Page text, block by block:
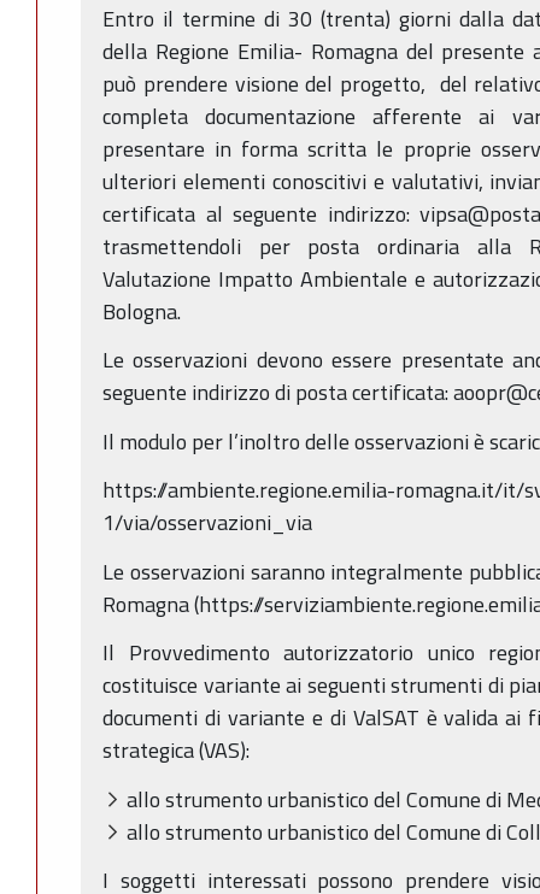
Entro il termine di 30 (trenta) giorni dalla
della Regione Emilia- Romagna del presente
può prendere visione del progetto, del
completa documentazione afferente ai
presentare in forma scritta le proprie
ulteriori elementi conoscitivi e valutativi,
certificata al seguente indirizzo:
trasmettendoli per posta ordinaria alla
Valutazione Impatto Ambientale e
Bologna.
Le osservazioni devono essere presentate
seguente indirizzo di posta certificata:
Il modulo per l’inoltro delle osservazioni è
https://ambiente.regione.emilia-romagna.it/it/
1/via/osservazioni_via
Le osservazioni saranno integralmente
Romagna (https://
Il Provvedimento autorizzatorio unico
costituisce variante ai seguenti strumenti di
documenti di variante e di ValSAT è valida ai
strategica (VAS):
allo strumento urbanistico del Comune di
allo strumento urbanistico del Comune di
I soggetti interessati possono prendere